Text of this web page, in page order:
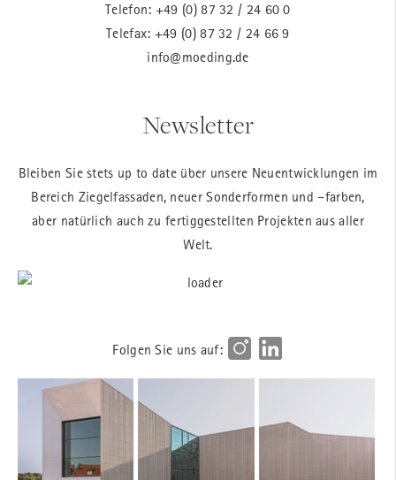
Telefon: +49 (0) 87 32 / 24 60 0
Telefax: +49 (0) 87 32 / 24 66 9
info@moeding.de
Newsletter
Bleiben Sie stets up to date über unsere Neuentwicklungen im
Bereich Ziegelfassaden, neuer Sonderformen und –farben,
aber natürlich auch zu fertiggestellten Projekten aus aller
Welt.
Folgen Sie uns auf: